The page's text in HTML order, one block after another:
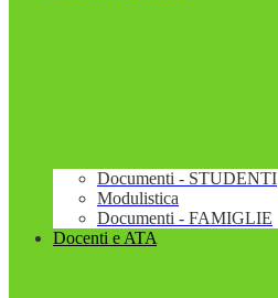
Documenti - STUDENTI
Modulistica
Documenti - FAMIGLIE
Docenti e ATA